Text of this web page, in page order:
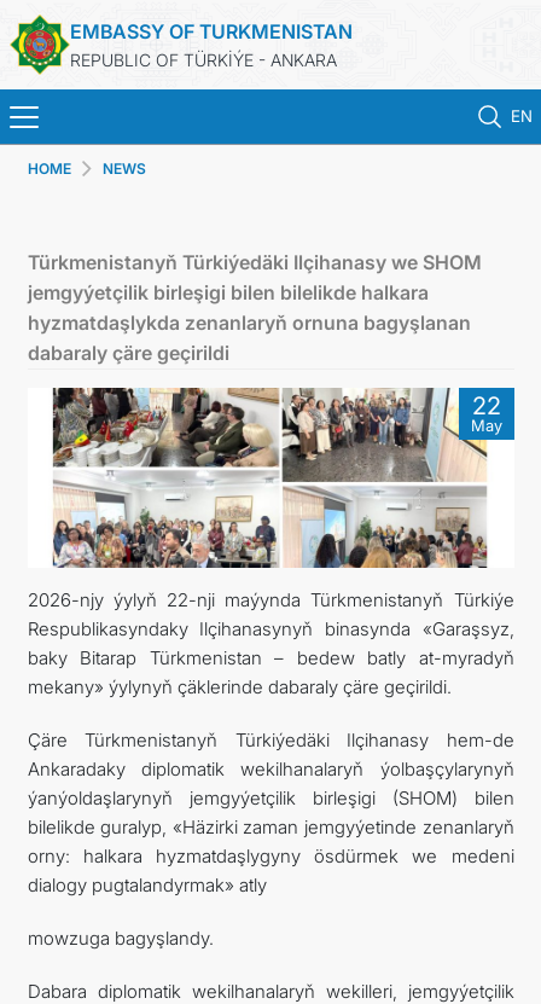
EMBASSY OF TURKMENISTAN
REPUBLIC OF TÜRKİÝE - ANKARA
EN
TURKMENISTAN
SCHEDULE AN APPOINTMENT
MFA
TOURISM
CONTACT US
HOME NEWS
Türkmenistanyň Türkiýedäki Ilçihanasy we SHOM
jemgyýetçilik birleşigi bilen bilelikde halkara
hyzmatdaşlykda zenanlaryň ornuna bagyşlanan
dabaraly çäre geçirildi
22
May
2026-njy ýylyň 22-nji maýynda Türkmenistanyň Türkiýe
Respublikasyndaky Ilçihanasynyň binasynda «Garaşsyz,
baky Bitarap Türkmenistan – bedew batly at-myradyň
mekany» ýylynyň çäklerinde dabaraly çäre geçirildi.
Çäre Türkmenistanyň Türkiýedäki Ilçihanasy hem-de
Ankaradaky diplomatik wekilhanalaryň ýolbaşçylarynyň
ýanýoldaşlarynyň jemgyýetçilik birleşigi (SHOM) bilen
bilelikde guralyp, «Häzirki zaman jemgyýetinde zenanlaryň
orny: halkara hyzmatdaşlygyny ösdürmek we medeni
dialogy pugtalandyrmak» atly
mowzuga bagyşlandy.
Dabara diplomatik wekilhanalaryň wekilleri, jemgyýetçilik